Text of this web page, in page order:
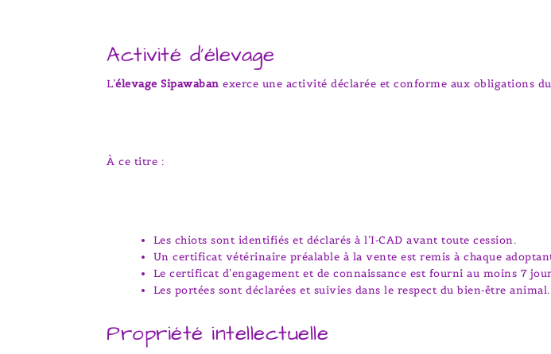
Activité d’élevage
L’élevage Sipawaban exerce une activité déclarée et conforme aux obligations
À ce titre :
Les chiots sont identifiés et déclarés à l’I‑CAD avant toute cession.
Un certificat vétérinaire préalable à la vente est remis à chaque
Le certificat d’engagement et de connaissance est fourni au moins 7
Les portées sont déclarées et suivies dans le respect du bien‑être animal.
Propriété intellectuelle